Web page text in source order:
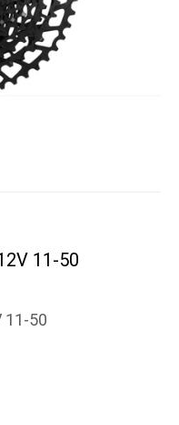
11-50
11-50